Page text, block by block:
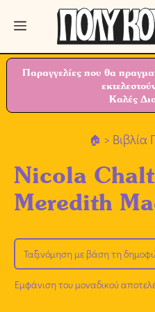
Μετάβαση
περιεχόμενο
Μενού
Παραγγελίες που θα
Καλές
> Βιβλία
Nicola
Meredith
Εμφάνιση του μοναδικού